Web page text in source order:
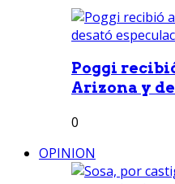
Poggi
Arizona y
0
OPINION